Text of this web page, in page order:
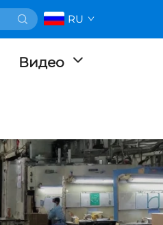
RU
Видео